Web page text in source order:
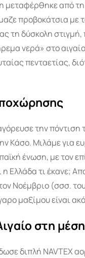
μεταφέρθηκε από
προβοκάτσια με
τη δύσκολη
νερά» στο
πενταετίας,
την πόντιση
Κάσο. Μιλάμε για
ένωση, με τον
η Ελλάδα τι έκανε;
Νοέμβριο (σσσ.
μαξίμου είναι
στη μέση
διπλή NAVTEX